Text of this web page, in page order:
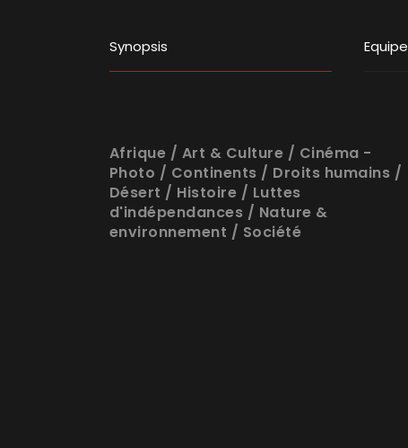
Synopsis Equipe
Afrique / Art & Culture / Cinéma -
Photo / Continents / Droits humains /
Désert / Histoire / Luttes
d'indépendances / Nature &
environnement / Société